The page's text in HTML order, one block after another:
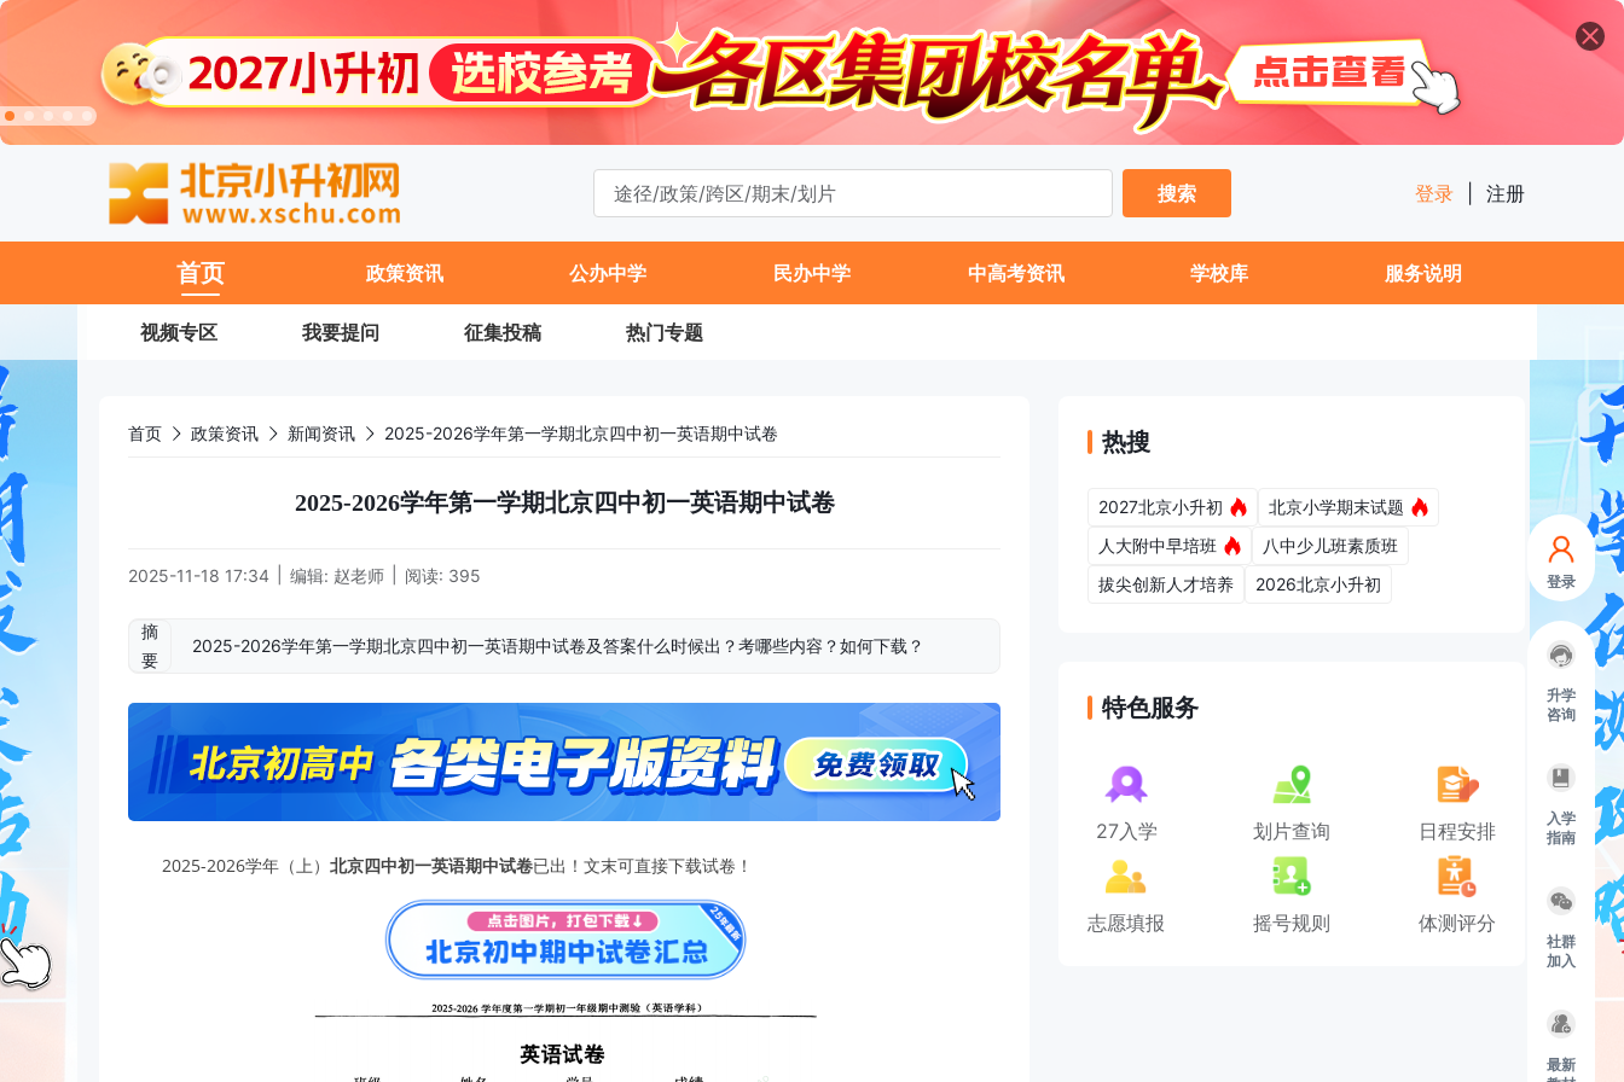
登录
升学
咨询
入学
指南
社群
加入
最新
搜索
登录 注册
首页 政策资讯 公办中学 民办中学 中高考资讯 学校库 服务说明
视频专区 我要提问 征集投稿 热门专题
首页 政策资讯 新闻资讯 2025-2026学年第一学期北京四中初一英语期中试卷
2025-2026学年第一学期北京四中初一英语期中试卷
2025-11-18 17:34 编辑: 赵老师 阅读: 395
摘
要
2025-2026学年第一学期北京四中初一英语期中试卷及答案什么时候出？考哪些内容？如何下载？
2025-2026学年（上） 北京四中初一英语期中试卷已出！文末可直接下载试卷！
热搜
2027北京小升初
北京小学期末试题
人大附中早培班
八中少儿班素质班
拔尖创新人才培养
2026北京小升初
特色服务
27入学 划片查询 日程安排
志愿填报 摇号规则 体测评分